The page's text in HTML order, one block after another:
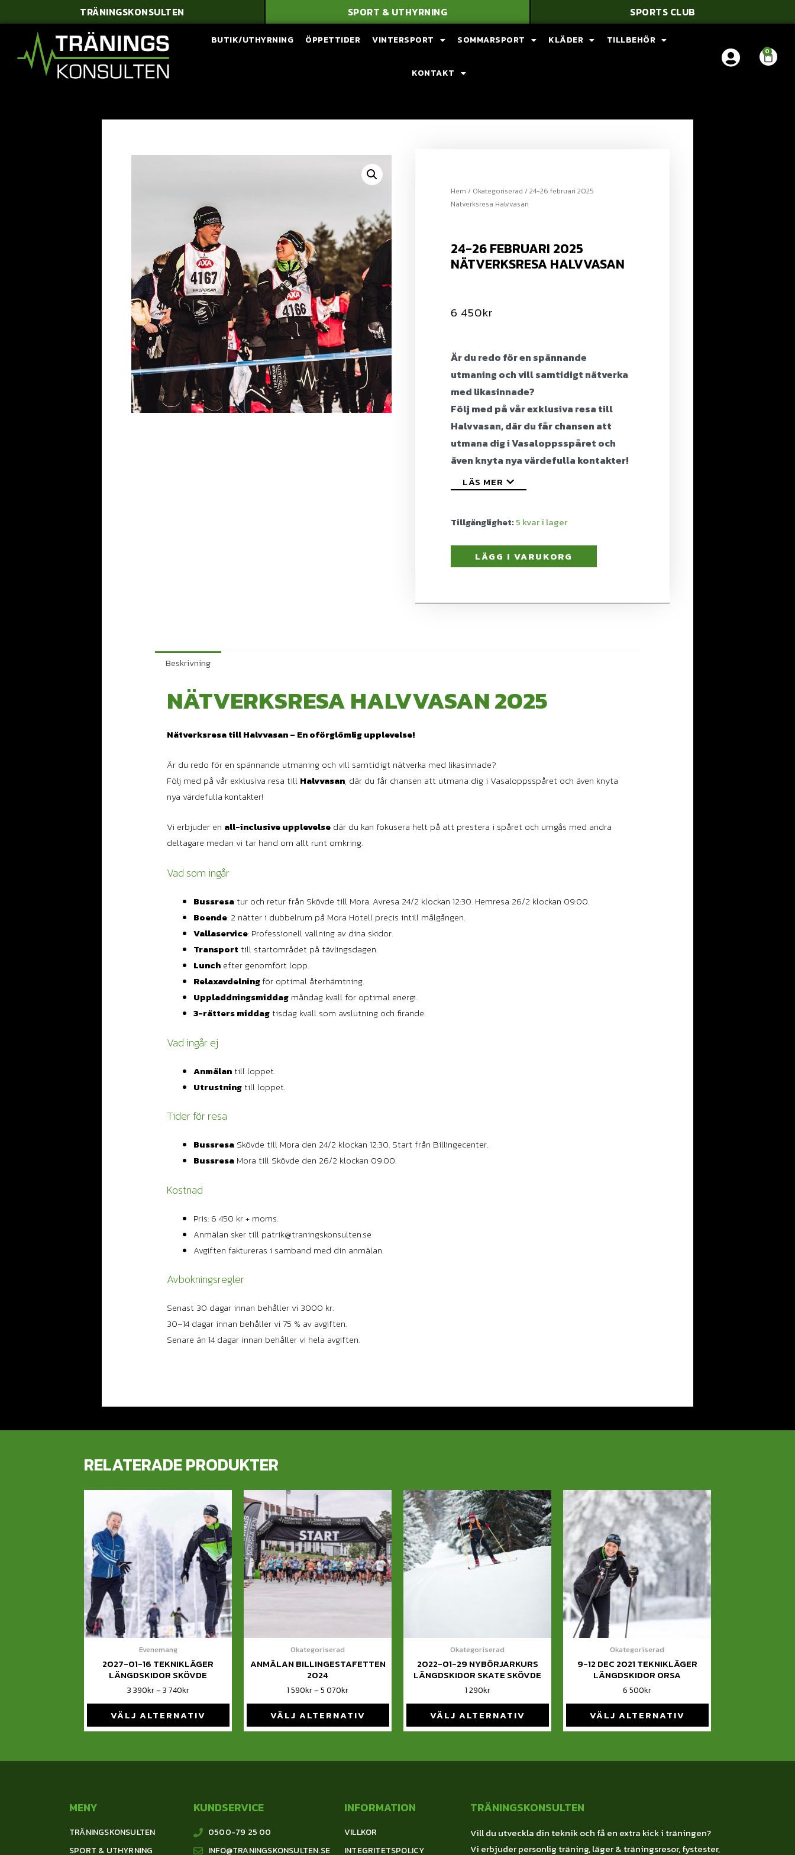
TRÄNINGSKONSULTEN SPORT & UTHYRNING SPORTS CLUB
BUTIK/UTHYRNING ÖPPETTIDER VINTERSPORT SOMMARSPORT KLÄDER TILLBEHÖR
KONTAKT
Hem / Okategoriserad / 24-26 februari 2025
Nätverksresa Halvvasan
24-26 FEBRUARI 2025
NÄTVERKSRESA HALVVASAN
6 450kr
Är du redo för en spännande
utmaning och vill samtidigt nätverka
med likasinnade?
Följ med på vår exklusiva resa till
Halvvasan, där du får chansen att
utmana dig i Vasaloppsspåret och
även knyta nya värdefulla kontakter!
LÄS MER
Tillgänglighet:5
LÄGG I VARUKORG
Beskrivning
NÄTVERKSRESA HALVVASAN 2025
Nätverksresa till Halvvasan – En oförglömlig upplevelse!
Är du redo för en spännande utmaning och vill samtidigt nätverka med likasinnade?
Följ med på vår exklusiva resa till Halvvasan, där du får chansen att utmana dig i Vasaloppsspåret och även knyta
nya värdefulla kontakter!
Vi erbjuder en all-inclusive upplevelse där du kan fokusera helt på att prestera i spåret och umgås med andra
deltagare medan vi tar hand om allt runt omkring.
Vad som ingår
Bussresa tur och retur från Skövde till Mora. Avresa 24/2 klockan 12:30. Hemresa 26/2 klockan 09:00.
Boende: 2 nätter i dubbelrum på Mora Hotell precis intill målgången.
Vallaservice: Professionell vallning av dina skidor.
Transport till startområdet på tävlingsdagen.
Lunch efter genomfört lopp.
Relaxavdelningför optimal återhämtning.
Uppladdningsmiddag måndag kväll för optimal energi.
3-rätters middag tisdag kväll som avslutning och firande.
Vad ingår ej
Anmälan till loppet.
Utrustning till loppet.
Tider för resa
Bussresa Skövde till Mora den 24/2 klockan 12:30. Start från Billingecenter.
Bussresa Mora till Skövde den 26/2 klockan 09:00.
Kostnad
Pris: 6 450 kr + moms.
Anmälan sker till patrik@traningskonsulten.se
Avgiften faktureras i samband med din anmälan.
Avbokningsregler
Senast 30 dagar innan behåller vi 3000 kr.
30–14 dagar innan behåller vi 75 % av avgiften.
Senare än 14 dagar innan behåller vi hela avgiften.
RELATERADE PRODUKTER
Evenemang
2027-01-16 TEKNIKLÄGER
LÄNGDSKIDOR SKÖVDE
3 390kr–3 740kr
VÄLJ ALTERNATIV
Okategoriserad
ANMÄLAN BILLINGESTAFETTEN
2024
1 590kr–5 070kr
VÄLJ ALTERNATIV
Okategoriserad
2022-01-29 NYBÖRJARKURS
LÄNGDSKIDOR SKATE SKÖVDE
1 290kr
VÄLJ ALTERNATIV
Okategoriserad
9-12 DEC 2021 TEKNIKLÄGER
LÄNGDSKIDOR ORSA
6 500kr
VÄLJ ALTERNATIV
MENY
TRÄNINGSKONSULTEN
SPORT & UTHYRNING
KUNDSERVICE
0500-79 25 00
INFO@TRANINGSKONSULTEN.SE
INFORMATION
VILLKOR
INTEGRITETSPOLICY
TRÄNINGSKONSULTEN
Vill du utveckla din teknik och få en extra kick i träningen?
Vi erbjuder personlig träning, läger & träningsresor, fystester,